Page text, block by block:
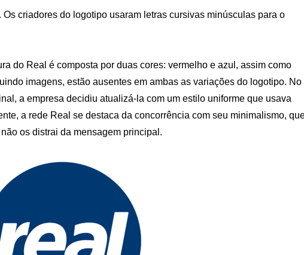
criadores do logotipo usaram letras cursivas minúsculas para o
do Real é composta por duas cores: vermelho e azul, assim como
imagens, estão ausentes em ambas as variações do logotipo. No
a empresa decidiu atualizá-la com um estilo uniforme que usava
a rede Real se destaca da concorrência com seu minimalismo,
os distrai da mensagem principal.